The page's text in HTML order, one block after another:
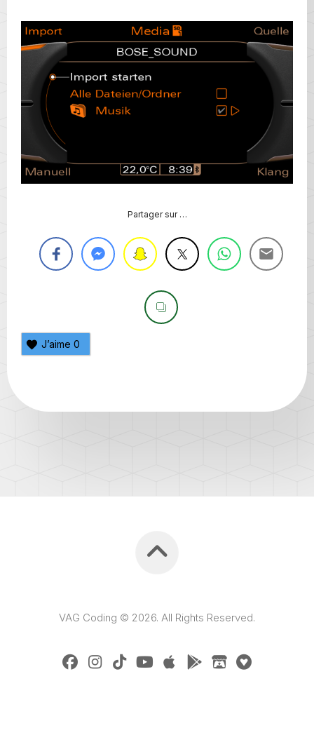
Partager sur …
J’aime 0
VAG Coding © 2026. All Rights Reserved.